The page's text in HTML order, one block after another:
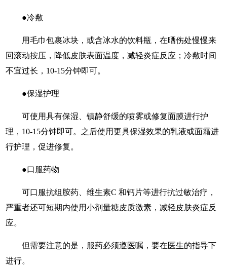
●冷敷
用毛巾包裹冰块，或含冰水的饮料瓶，在晒伤处慢慢来
回滚动按压，降低皮肤表面温度，减轻炎症反应；冷敷时间
不宜过长，10-15分钟即可。
●保湿护理
可使用具有保湿、镇静舒缓的喷雾或修复面膜进行护
理，10-15分钟即可。之后使用更具保湿效果的乳液或面霜进
行护理，促进修复。
●口服药物
可口服抗组胺药、维生素C 和钙片等进行抗过敏治疗，
严重者还可短期内使用小剂量糖皮质激素，减轻皮肤炎症反
应。
但需要注意的是，服药必须遵医嘱，要在医生的指导下
进行。